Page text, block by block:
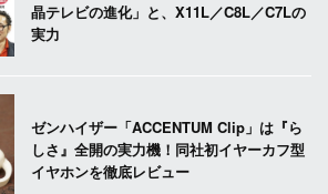
晶テレビの進化」と、X11L／C8L／C7Lの
実力
ゼンハイザー「ACCENTUM Clip」は『ら
しさ』全開の実力機！同社初イヤーカフ型
イヤホンを徹底レビュー